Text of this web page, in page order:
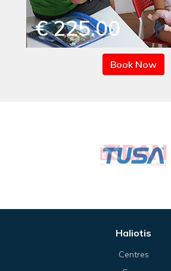
€ 225.00
Book Now
Haliotis
Centres